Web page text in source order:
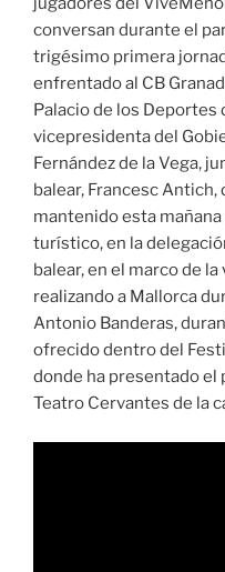
conversan durante el
trigésimo primera
enfrentado al CB
Palacio de los Deportes
vicepresidenta del
Fernández de la Vega,
balear, Francesc
mantenido esta
turístico, en la
balear, en el marco de
realizando a Mallorca
Antonio Banderas,
ofrecido dentro del
donde ha presentado el
Teatro Cervantes de la